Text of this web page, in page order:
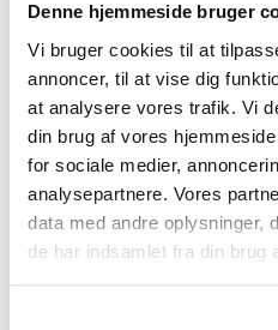
Denne hjemmeside bruger
Vi bruger cookies til at
annoncer, til at vise dig
at analysere vores trafik. Vi
din brug af vores
for sociale medier,
analysepartnere. Vores
data med andre oplysninger,
de har indsamlet fra din brug
Stort
produkter
Vi tilbyder et
cremer,
produkter –
Læs mere om